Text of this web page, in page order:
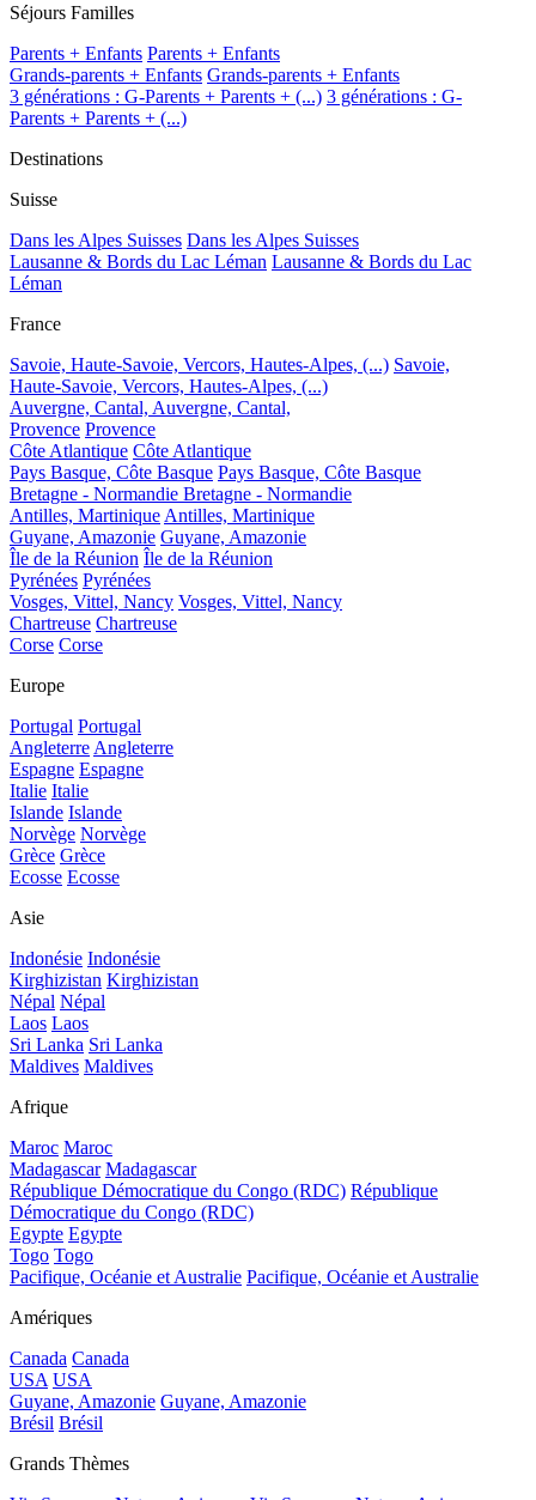
Séjours Familles
Parents + Enfants Parents + Enfants
Grands-parents + Enfants Grands-parents + Enfants
3 générations : G-Parents + Parents + (...) 3 générations : G-
Parents + Parents + (...)
Destinations
Suisse
Dans les Alpes Suisses Dans les Alpes Suisses
Lausanne & Bords du Lac Léman Lausanne & Bords du Lac
Léman
France
Savoie, Haute-Savoie, Vercors, Hautes-Alpes, (...) Savoie,
Haute-Savoie, Vercors, Hautes-Alpes, (...)
Auvergne, Cantal, Auvergne, Cantal,
Provence Provence
Côte Atlantique Côte Atlantique
Pays Basque, Côte Basque Pays Basque, Côte Basque
Bretagne - Normandie Bretagne - Normandie
Antilles, Martinique Antilles, Martinique
Guyane, Amazonie Guyane, Amazonie
Île de la Réunion Île de la Réunion
Pyrénées Pyrénées
Vosges, Vittel, Nancy Vosges, Vittel, Nancy
Chartreuse Chartreuse
Corse Corse
Europe
Portugal Portugal
Angleterre Angleterre
Espagne Espagne
Italie Italie
Islande Islande
Norvège Norvège
Grèce Grèce
Ecosse Ecosse
Asie
Indonésie Indonésie
Kirghizistan Kirghizistan
Népal Népal
Laos Laos
Sri Lanka Sri Lanka
Maldives Maldives
Afrique
Maroc Maroc
Madagascar Madagascar
République Démocratique du Congo (RDC) République
Démocratique du Congo (RDC)
Egypte Egypte
Togo Togo
Pacifique, Océanie et Australie Pacifique, Océanie et Australie
Amériques
Canada Canada
USA USA
Guyane, Amazonie Guyane, Amazonie
Brésil Brésil
Grands Thèmes